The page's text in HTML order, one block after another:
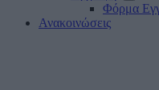
Φόρμα
Ανακοινώσεις